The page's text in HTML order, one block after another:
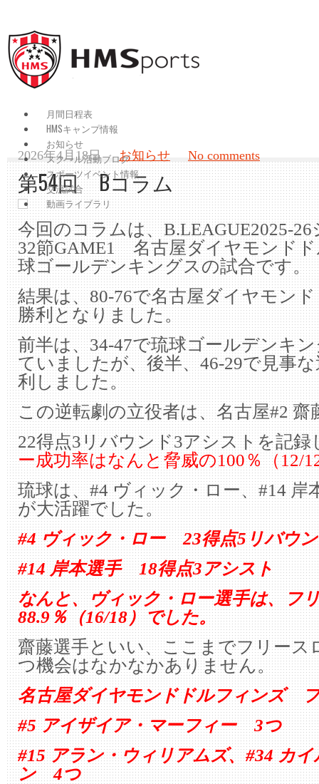
月間日程表
HMSキャンプ情報
お知らせ
スクール活動ブログ
スポーツイベント情報
交流試合
動画ライブラリ
2026年4月18日 お知らせ No comments
第54回 Bコラム
今回のコラムは、B.LEAGUE2025-
32節GAME1 名古屋ダイヤモンド
球ゴールデンキングスの試合です。
結果は、80-76で名古屋ダイヤモン
勝利となりました。
前半は、34-47で琉球ゴールデンキ
ていましたが、後半、46-29で見事
利しました。
この逆転劇の立役者は、名古屋#2 齋
22得点3リバウンド3アシストを記録
ー成功率はなんと脅威の100％（12/
琉球は、#4 ヴィック・ロー、#14 岸
が大活躍でした。
#4 ヴィック・ロー 23得点5リバウ
#14 岸本選手 18得点3アシスト
なんと、ヴィック・ロー選手は、フ
88.9％（16/18）でした。
齋藤選手といい、ここまでフリース
つ機会はなかなかありません。
名古屋ダイヤモンドドルフィンズ
#5 アイザイア・マーフィー 3つ
#15 アラン・ウィリアムズ、#34 カ
ン 4つ